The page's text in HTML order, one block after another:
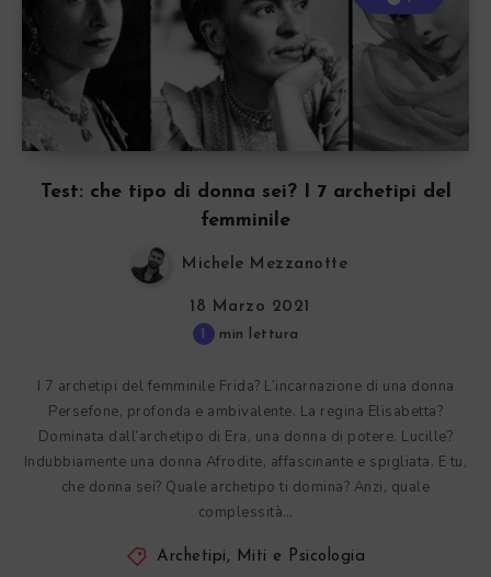
Test: che tipo di donna sei? I 7 archetipi del
femminile
Michele Mezzanotte
18 Marzo 2021
1 min lettura
I 7 archetipi del femminile Frida? L’incarnazione di una donna
Persefone, profonda e ambivalente. La regina Elisabetta?
Dominata dall’archetipo di Era, una donna di potere. Lucille?
Indubbiamente una donna Afrodite, affascinante e spigliata. E tu,
che donna sei? Quale archetipo ti domina? Anzi, quale
complessità…
Archetipi, Miti e Psicologia